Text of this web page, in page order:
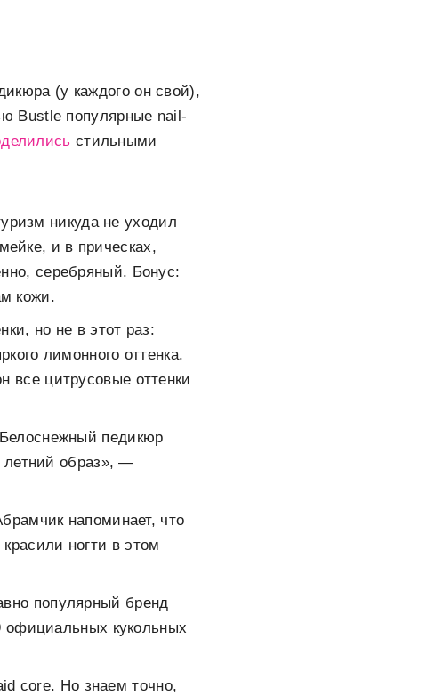
(у каждого он свой),
Bustle популярные nail-
стильными
никуда не уходил
и в прическах,
серебряный. Бонус:
кожи.
но не в этот раз:
лимонного оттенка.
все цитрусовые оттенки
педикюр
образ», —
напоминает, что
ногти в этом
популярный бренд
кукольных
core. Но знаем точно,